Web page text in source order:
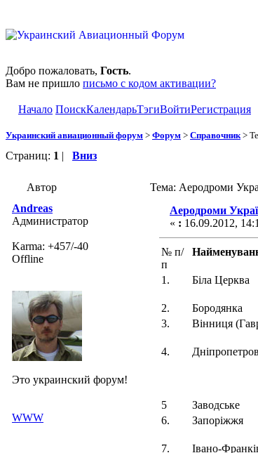
Добро пожаловать, Гость.
Вам не пришло письмо с кодом активации?
Начало ПоискКалендарьТэгиВойтиРегистрация
Украинский авиационный форум > Форум > Справочник >
Страниц: 1 | Вниз
Автор
Тема: Аеродроми
Andreas
Администратор
Karma: +457/-40
Offline
Это украинский форум!
WWW
Аеродроми
« : 16.09.2012,
№ п/
п
1.
Біла Церква
2. Бородянка
3.
Вінниця
4.
5
Заводське
6.
Запоріжжя
7.
Івано-